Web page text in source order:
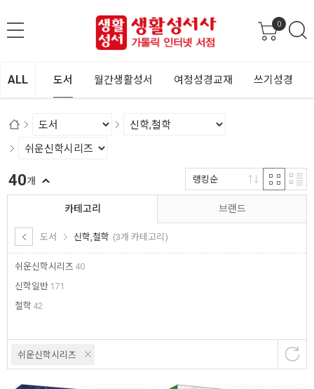
0
ALL 도서 월간생활성서 여정성경교재 쓰기성경
카테고리
도서 신학,철학 (3개 카테고리)
쉬운신학시리즈 40
신학일반 171
철학 42
브랜드
쉬운신학시리즈
40개 랭킹순